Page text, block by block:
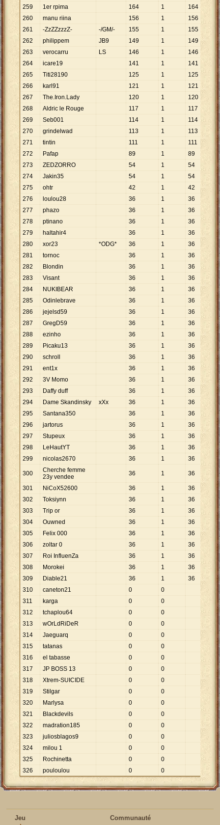
259
1er rpima 164 1
164
260
manu riina 156 1
156
261
-ZzZZzzzZ- -/GM/- 155 1
155
262
philippem JB9 149 1
149
263
verocarru LS 146 1
146
264
icare19 141 1
141
265
Titi28190 125 1
125
266
karl91 121 1
121
267
The.Iron.Lady 120 1
120
268
Aldric le Rouge 117 1
117
269
Seb001 114 1
114
270
grindelwad 113 1
113
271
tintin 111 1
111
272
Pafap 89 1
89
273
ZEDZORRO 54 1
54
274
Jakin35 54 1
54
275
ohtr 42 1
42
276
loulou28 36 1
36
277
phazo 36 1
36
278
ptinano 36 1
36
279
haltahir4 36 1
36
280
xor23 *ODG* 36 1
36
281
tornoc 36 1
36
282
Blondin 36 1
36
283
Visant 36 1
36
284
NUKIBEAR 36 1
36
285
Odinlebrave 36 1
36
286
jejelsd59 36 1
36
287
GregD59 36 1
36
288
ezinho 36 1
36
289
Picaku13 36 1
36
290
schroll 36 1
36
291
ent1x 36 1
36
292
3V Momo 36 1
36
293
Daffy duff 36 1
36
294
Dame Skandinsky xXx 36 1
36
295
Santana350 36 1
36
296
jartorus 36 1
36
297
Stupeux 36 1
36
298
LeHautYT 36 1
36
299
nicolas2670 36 1 36
300
Cherche femme
23y vendee
36 1 36
301 NiCoX52600 36 1
36
302
Toksiynn 36 1
36
303
Trip or 36 1
36
304
Ouwned 36 1
36
305
Felix 000 36 1
36
306
zoltar 0 36 1
36
307
Roi InfluenZa 36 1
36
308
Morokei 36 1
36
309
Diable21 36 1
36
310
caneton21 0
0
311
karga 0
0
312
tchaplou64 0
0
313
wOrLdRiDeR 0
0
314
Jaeguarq 0
0
315
tatanas 0
0
316
el tabasse 0
0
317
JP BOSS 13 0
0
318
Xtrem-SUICIDE 0
0
319
Stilgar 0
0
320
Marlysa 0
0
321
Blackdevils 0
0
322
madration185 0
0
323
juliosblagos9 0
0
324
milou 1 0
0
325
Rochinetta 0
0
326
pouloulou 0 0
Jeu Communauté